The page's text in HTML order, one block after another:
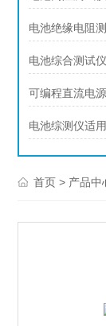
电池绝缘电阻
电池综合测试
可编程直流电
电池综测仪适
首页 > 产品中